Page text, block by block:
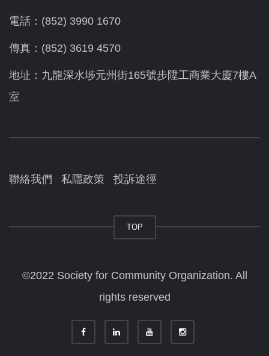
電話：(852) 3990 1670
傳真：(852) 3619 4570
地址：九龍深水埗元州街165號步陞工商業大廈7樓A
室
聯絡我們 私隱政策 投訴途徑
TOP
©2022 Society for Community Organization. All
rights reserved